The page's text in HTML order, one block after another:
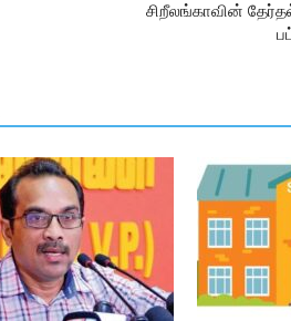
சிறீலங்காவின்